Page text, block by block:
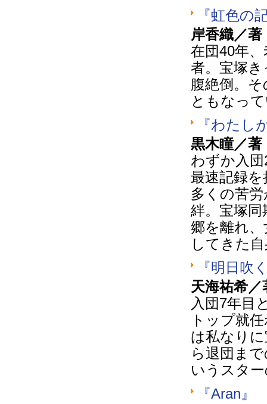
『虹色の
岸香織／
在団40年
者。宝塚
腹絶倒。
ともなっ
『わたし
黒木瞳／
わずか入
最速記録
多くの苦
絆。宝塚
郷を離れ
してきた
『明日
天海祐希
入団7年目
トップ就
は私なり
ら退団ま
いうスタ
『Aran』